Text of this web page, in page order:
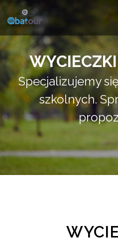
Specjalizujemy
szkolnych.